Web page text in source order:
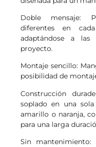
Doble mensaje:
diferentes en
adaptándose a las
proyecto.
Montaje sencillo:
posibilidad de
Construcción
soplado en una
amarillo o naranja,
para una larga
Sin mantenimiento: